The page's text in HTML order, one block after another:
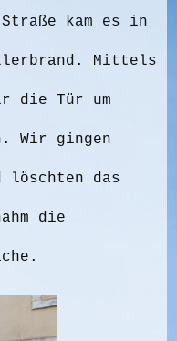
kam es in
Mittels
die Tür um
Wir gingen
löschten das
die